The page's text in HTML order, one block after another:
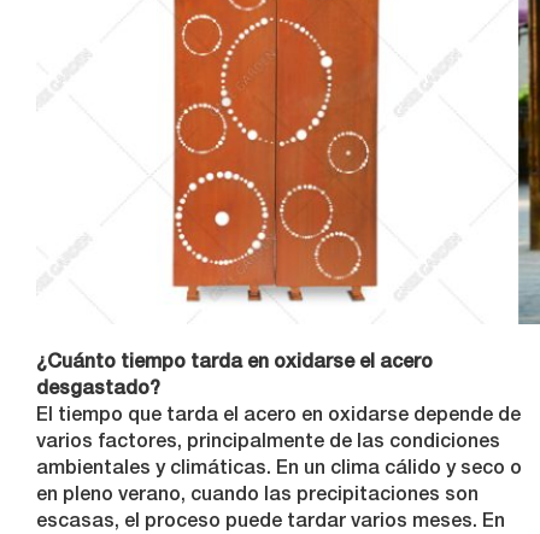
¿Cuánto tiempo tarda en oxidarse el acero
desgastado?
El tiempo que tarda el acero en oxidarse depende de
varios factores, principalmente de las condiciones
ambientales y climáticas. En un clima cálido y seco o
en pleno verano, cuando las precipitaciones son
escasas, el proceso puede tardar varios meses. En